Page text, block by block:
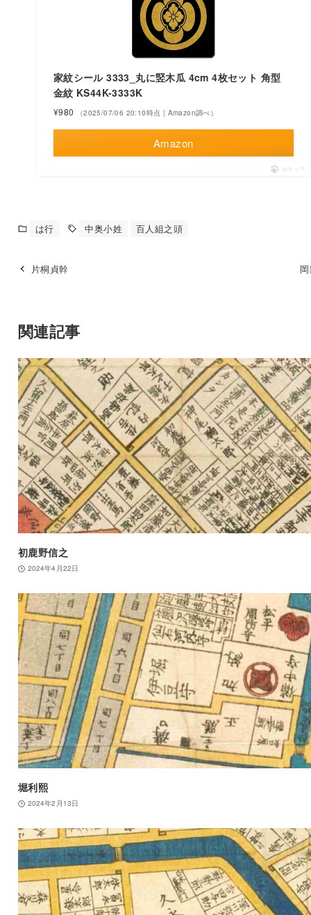
家紋シール 3333_丸に竪木瓜 4cm 4枚セット 角型
金紋 KS44K-3333K
¥980 （2025/07/06 20:10時点 | Amazon調べ）
Amazon
ポチップ
は行 中奥小姓 百人組之頭
片桐貞幹
関連記事
初鹿野信之
2024年4月22日
堀利熙
2024年2月13日